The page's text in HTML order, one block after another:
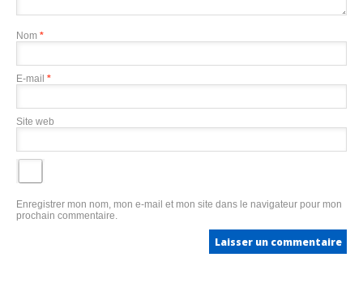
Nom *
E-mail *
Site web
Enregistrer mon nom, mon e-mail et mon site dans le navigateur pour mon
prochain commentaire.